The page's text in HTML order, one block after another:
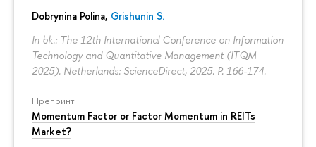
Dobrynina Polina, Grishunin S.
In bk.: The 12th International Conference on Information
Technology and Quantitative Management (ITQM
2025). Netherlands: ScienceDirect, 2025. P. 166-174.
Препринт
Momentum Factor or Factor Momentum in REITs
Market?